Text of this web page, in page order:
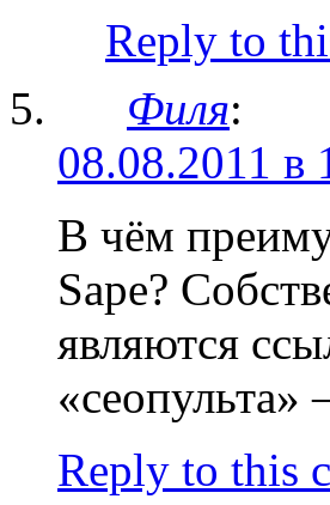
Reply to
Филя:
08.08.2011 в
В чём
Sape?
являются
Reply to this